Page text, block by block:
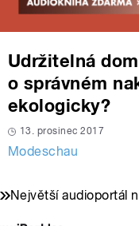
Udržitelná
o správném
ekologicky?
13. prosinec 2017
Modeschau
Největší audioportál